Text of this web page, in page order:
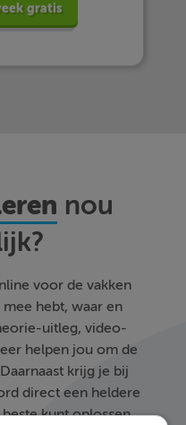
gratis
nou
voor de vakken
hebt, waar en
uitleg, video-
helpen jou om de
krijg je bij
direct een heldere
kunt oplossen.